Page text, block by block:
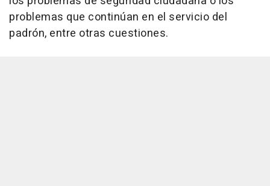
problemas que continúan en el servicio del
padrón, entre otras cuestiones.